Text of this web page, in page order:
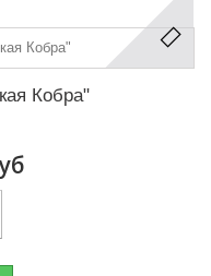
Кобра"